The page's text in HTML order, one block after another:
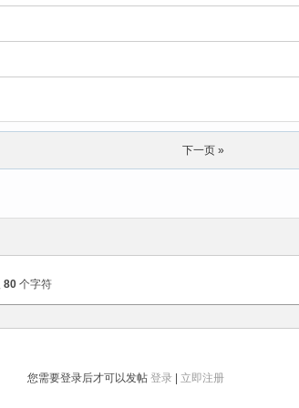
下一页 »
80 个字符
您需要登录后才可以发帖 登录 立即注册